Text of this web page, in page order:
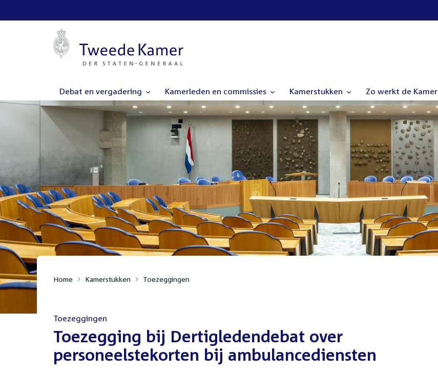
Debat en vergadering Kamerleden en commissies Kamerstukken Zo werkt de Kamer
Home Kamerstukken Toezeggingen
Toezeggingen
:Toezegging bij Dertigledendebat over
personeelstekorten bij ambulancediensten